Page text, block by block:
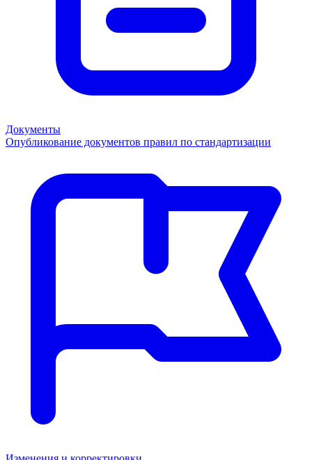
Документы
Опубликование документов правил по стандартизации